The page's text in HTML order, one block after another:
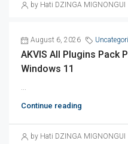
by Hati DZINGA MIGNONGUI
August 6, 2026
AKVIS All Plugins Pack
Windows 11
...
Continue reading
by Hati DZINGA MIGNONGUI